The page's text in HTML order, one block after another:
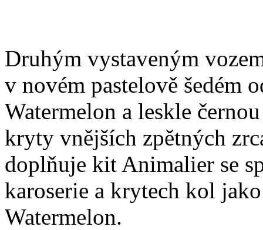
Druhým vystaveným
v novém pastelově šedém
Watermelon a leskle
kryty vnějších zpětných
doplňuje kit Animalier se
karoserie a krytech kol
Watermelon.